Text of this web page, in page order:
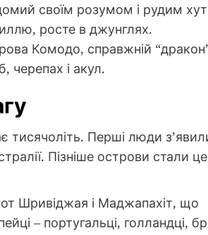
своїм розумом і рудим
росте в джунглях.
Комодо, справжній
черепах і акул.
тисячоліть. Перші люди
Пізніше острови стали
от Шривіджая і Маджапахіт, що
– португальці, голландці,